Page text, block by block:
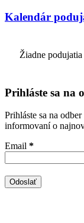
Kalendár
Žiadne
Prihláste sa na
Prihláste sa na
informovaní o
Email *